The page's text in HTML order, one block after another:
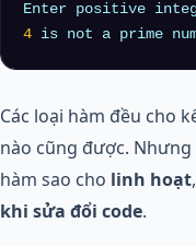
Enter positive
4
Các loại hàm đều cho
nào cũng được.
hàm sao cho linh hoạt,
khi sửa đổi code.